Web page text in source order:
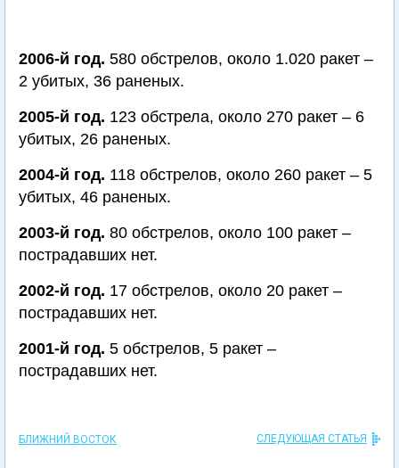
2006-й год. 580 обстрелов, около 1.020 ракет –
2 убитых, 36 раненых.
2005-й год. 123 обстрела, около 270 ракет – 6
убитых, 26 раненых.
2004-й год. 118 обстрелов, около 260 ракет – 5
убитых, 46 раненых.
2003-й год. 80 обстрелов, около 100 ракет –
пострадавших нет.
2002-й год. 17 обстрелов, около 20 ракет –
пострадавших нет.
2001-й год. 5 обстрелов, 5 ракет –
пострадавших нет.
БЛИЖНИЙ ВОСТОК СЛЕДУЮЩАЯ СТАТЬЯ